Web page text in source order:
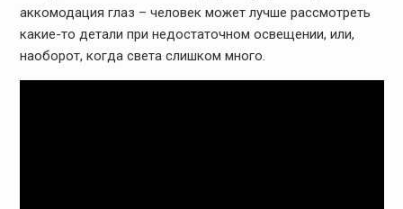
аккомодация глаз – человек может лучше рассмотреть
какие-то детали при недостаточном освещении, или,
наоборот, когда света слишком много.